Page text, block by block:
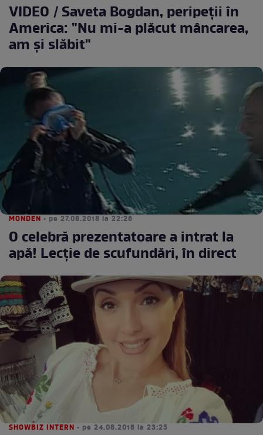
VIDEO / Saveta Bogdan, peripeții în
America: "Nu mi-a plăcut mâncarea,
am și slăbit"
MONDEN • pe 27.08.2018 la 22:26
O celebră prezentatoare a intrat la
apă! Lecție de scufundări, în direct
SHOWBIZ INTERN • pe 24.08.2018 la 23:25